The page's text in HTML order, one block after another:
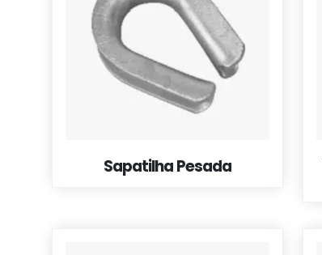
Sapatilha Pesada